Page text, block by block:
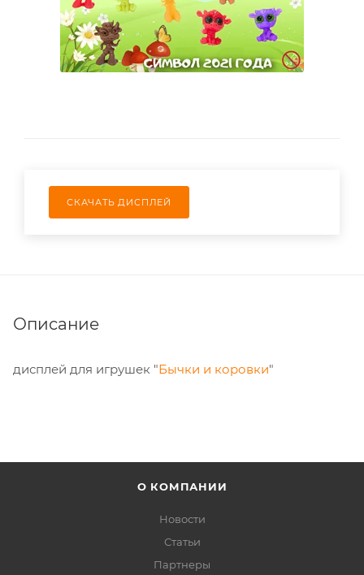
СКАЧАТЬ ДИСПЛЕЙ
Описание
дисплей для игрушек "Бычки и коровки"
О КОМПАНИИ
Новости
Статьи
Партнеры